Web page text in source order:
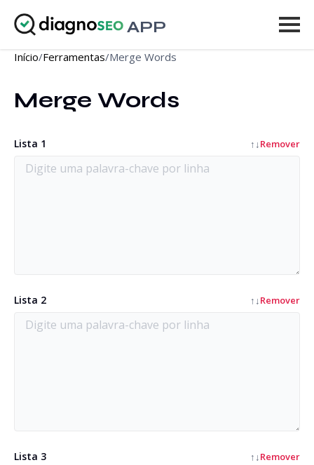
APP
Ferramentas
Preços
Entrar
Início/Ferramentas/Merge Words
Merge Words
Lista 1 ↑ ↓Remover
Lista 2 ↑ ↓Remover
Lista 3 ↑ ↓Remover